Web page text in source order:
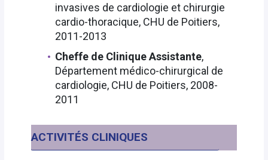
invasives de cardiologie et chirurgie
cardio-thoracique, CHU de Poitiers,
2011-2013
Cheffe de Clinique Assistante,
Département médico-chirurgical de
cardiologie, CHU de Poitiers, 2008-
2011
ACTIVITÉS CLINIQUES